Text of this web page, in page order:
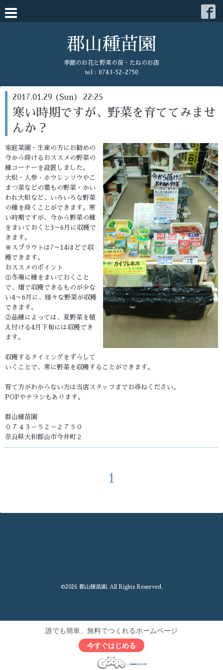
郡山種苗園
季節のお花と野菜の苗・たねのお店
tel : 0743-52-2750
2017.01.29 (Sun) 22:25
寒い時期ですが、野菜を育ててみませ
んか？
家庭菜園・生産の方にお勧めの
今から蒔けるおススメの野菜の
種コーナーを設置しました。
大根・人参・ホウレンソウやこ
まつ菜などの葉もの野菜・かい
われ大根など、いろいろな野菜
の種を蒔くことができます。寒
い時期ですが、今から野菜の種
をまいておくと3～6月に収穫で
きます。
※スプラウトは7～14ほどで収
穫できます。
おススメのポイント
①冬場に種をまいておくこと
で、畑で収穫できるものが少な
い4～6月に、様々な野菜が収穫
できます。
②品種によっては、夏野菜を植
え付ける4月下旬には収穫でき
ます。
収穫するタイミングをずらして
いくことで、常に野菜を収穫することができます。
育て方がわからない方は当店スタッフまでお尋ねください。
POPやチラシもあります。
郡山種苗園
０７４３－５２－２７５０
奈良県大和郡山市今井町２
1
©2026 郡山種苗園 . All Rights Reserved.
誰でも簡単、無料でつくれるホームページ
今すぐはじめる